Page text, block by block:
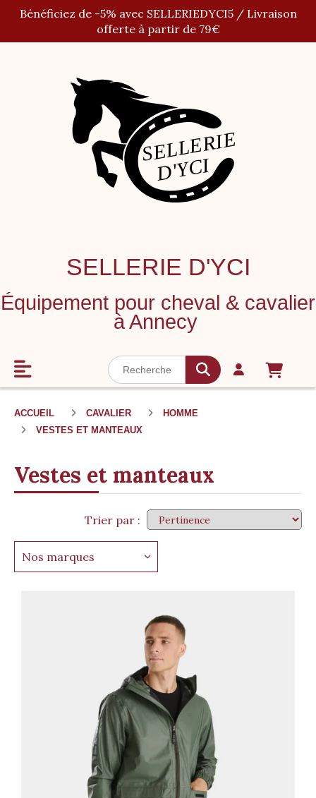
Bénéficiez de -5% avec SELLERIEDYCI5 / Livraison
offerte à partir de 79€
SELLERIE D'YCI
Équipement pour cheval & cavalier
à Annecy
ACCUEIL CAVALIER
HOMME
VESTES ET MANTEAUX
Vestes et manteaux
Trier par :
Nos marques